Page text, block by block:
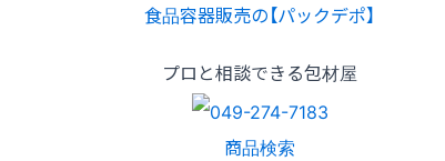
食品容器販売の【パックデポ】
プロと相談できる包材屋
商品検索